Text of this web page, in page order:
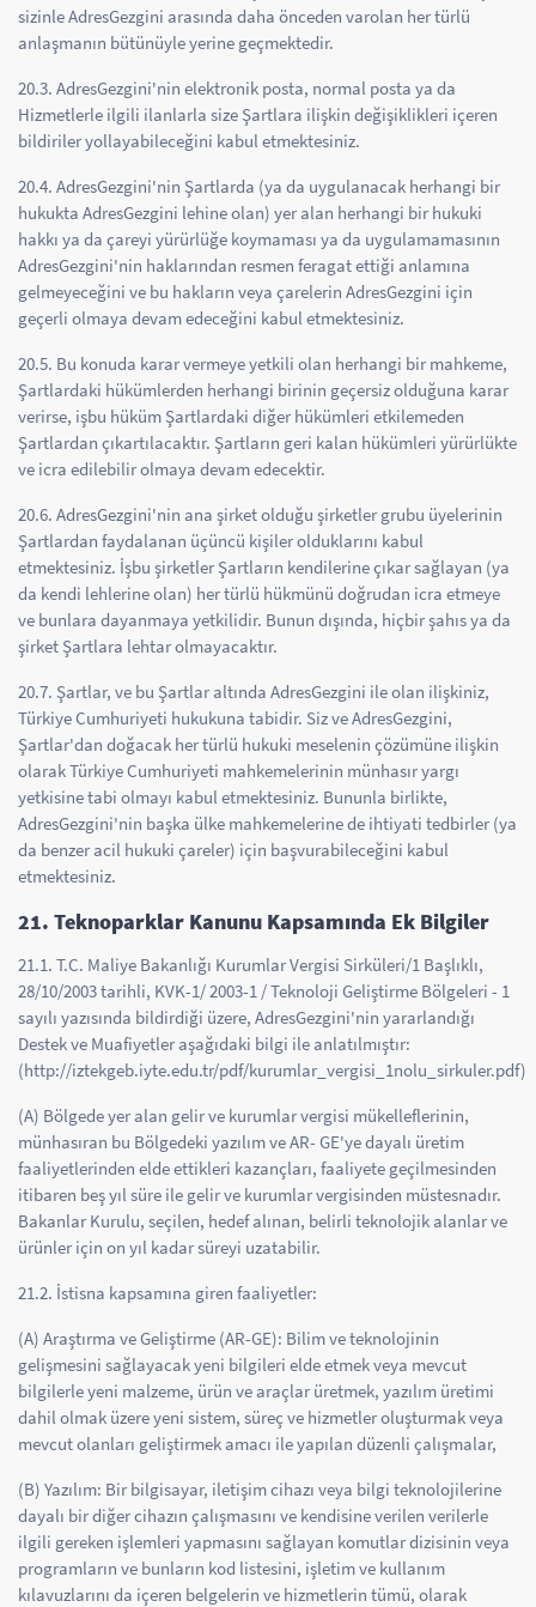
sizinle AdresGezgini arasında daha önceden varolan her türlü
anlaşmanın bütünüyle yerine geçmektedir.
20.3. AdresGezgini'nin elektronik posta, normal posta ya da
Hizmetlerle ilgili ilanlarla size Şartlara ilişkin değişiklikleri içeren
bildiriler yollayabileceğini kabul etmektesiniz.
20.4. AdresGezgini'nin Şartlarda (ya da uygulanacak herhangi bir
hukukta AdresGezgini lehine olan) yer alan herhangi bir hukuki
hakkı ya da çareyi yürürlüğe koymaması ya da uygulamamasının
AdresGezgini'nin haklarından resmen feragat ettiği anlamına
gelmeyeceğini ve bu hakların veya çarelerin AdresGezgini için
geçerli olmaya devam edeceğini kabul etmektesiniz.
20.5. Bu konuda karar vermeye yetkili olan herhangi bir mahkeme,
Şartlardaki hükümlerden herhangi birinin geçersiz olduğuna karar
verirse, işbu hüküm Şartlardaki diğer hükümleri etkilemeden
Şartlardan çıkartılacaktır. Şartların geri kalan hükümleri yürürlükte
ve icra edilebilir olmaya devam edecektir.
20.6. AdresGezgini'nin ana şirket olduğu şirketler grubu üyelerinin
Şartlardan faydalanan üçüncü kişiler olduklarını kabul
etmektesiniz. İşbu şirketler Şartların kendilerine çıkar sağlayan (ya
da kendi lehlerine olan) her türlü hükmünü doğrudan icra etmeye
ve bunlara dayanmaya yetkilidir. Bunun dışında, hiçbir şahıs ya da
şirket Şartlara lehtar olmayacaktır.
20.7. Şartlar, ve bu Şartlar altında AdresGezgini ile olan ilişkiniz,
Türkiye Cumhuriyeti hukukuna tabidir. Siz ve AdresGezgini,
Şartlar'dan doğacak her türlü hukuki meselenin çözümüne ilişkin
olarak Türkiye Cumhuriyeti mahkemelerinin münhasır yargı
yetkisine tabi olmayı kabul etmektesiniz. Bununla birlikte,
AdresGezgini'nin başka ülke mahkemelerine de ihtiyati tedbirler (ya
da benzer acil hukuki çareler) için başvurabileceğini kabul
etmektesiniz.
21. Teknoparklar Kanunu Kapsamında Ek Bilgiler
21.1. T.C. Maliye Bakanlığı Kurumlar Vergisi Sirküleri/1 Başlıklı,
28/10/2003 tarihli, KVK-1/ 2003-1 / Teknoloji Geliştirme Bölgeleri - 1
sayılı yazısında bildirdiği üzere, AdresGezgini'nin yararlandığı
Destek ve Muafiyetler aşağıdaki bilgi ile anlatılmıştır:
(http://iztekgeb.iyte.edu.tr/pdf/kurumlar_vergisi_1nolu_sirkuler.pdf)
(A) Bölgede yer alan gelir ve kurumlar vergisi mükelleflerinin,
münhasıran bu Bölgedeki yazılım ve AR- GE'ye dayalı üretim
faaliyetlerinden elde ettikleri kazançları, faaliyete geçilmesinden
itibaren beş yıl süre ile gelir ve kurumlar vergisinden müstesnadır.
Bakanlar Kurulu, seçilen, hedef alınan, belirli teknolojik alanlar ve
ürünler için on yıl kadar süreyi uzatabilir.
21.2. İstisna kapsamına giren faaliyetler:
(A) Araştırma ve Geliştirme (AR-GE): Bilim ve teknolojinin
gelişmesini sağlayacak yeni bilgileri elde etmek veya mevcut
bilgilerle yeni malzeme, ürün ve araçlar üretmek, yazılım üretimi
dahil olmak üzere yeni sistem, süreç ve hizmetler oluşturmak veya
mevcut olanları geliştirmek amacı ile yapılan düzenli çalışmalar,
(B) Yazılım: Bir bilgisayar, iletişim cihazı veya bilgi teknolojilerine
dayalı bir diğer cihazın çalışmasını ve kendisine verilen verilerle
ilgili gereken işlemleri yapmasını sağlayan komutlar dizisinin veya
programların ve bunların kod listesini, işletim ve kullanım
kılavuzlarını da içeren belgelerin ve hizmetlerin tümü, olarak